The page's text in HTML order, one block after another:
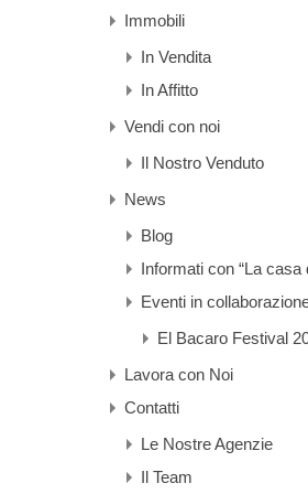
Immobili
In Vendita
In Affitto
Vendi con noi
Il Nostro Venduto
News
Blog
Informati con “La casa
Eventi in
El Bacaro Festival
Lavora con Noi
Contatti
Le Nostre Agenzie
Il Team